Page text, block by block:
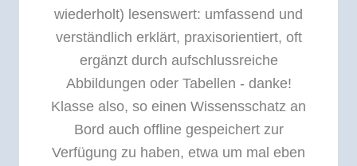
wiederholt) lesenswert: umfassend und
verständlich erklärt, praxisorientiert, oft
ergänzt durch aufschlussreiche
Abbildungen oder Tabellen - danke!
Klasse also, so einen Wissensschatz an
Bord auch offline gespeichert zur
Verfügung zu haben, etwa um mal eben